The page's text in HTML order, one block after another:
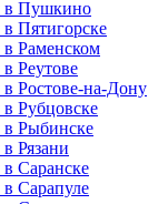
в Пушкино
Пятигорске
Раменском
Реутове
Ростове-на-Дону
Рубцовске
Рыбинске
Рязани
Саранске
Сарапуле